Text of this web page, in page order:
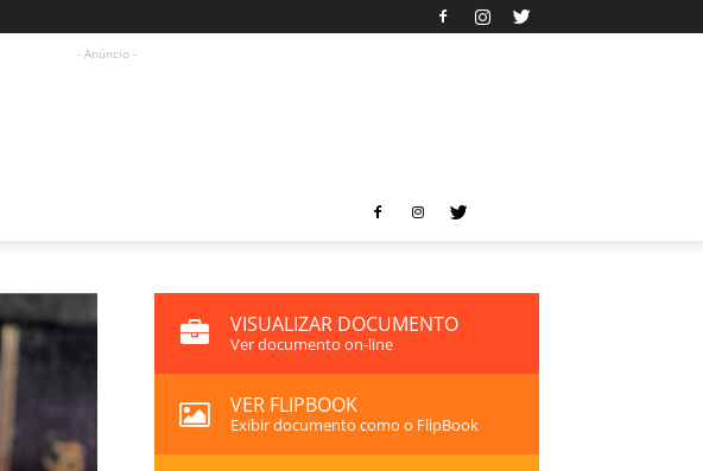
- Anúncio -
VISUALIZAR DOCUMENTO
Ver documento on-line
VER FLIPBOOK
Exibir documento como o FlipBook